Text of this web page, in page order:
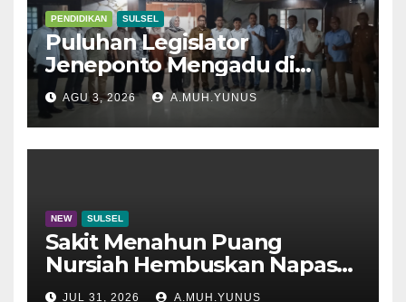
PENDIDIKAN SULSEL
Puluhan Legislator
Jeneponto Mengadu di
Disdik Sulsel
AGU 3, 2026 A.MUH.YUNUS
NEW SULSEL
Sakit Menahun Puang
Nursiah Hembuskan Napas
Terakhir
JUL 31, 2026 A.MUH.YUNUS